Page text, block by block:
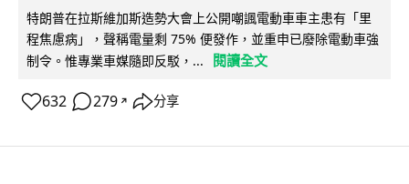
特朗普在拉斯維加斯造勢大會上公開嘲諷電動車車主患有「里
程焦慮病」，聲稱電量剩 75% 便發作，並重申已廢除電動車強
制令。惟專業車媒隨即反駁，...
閱讀全文
632 279 ↗ 分享